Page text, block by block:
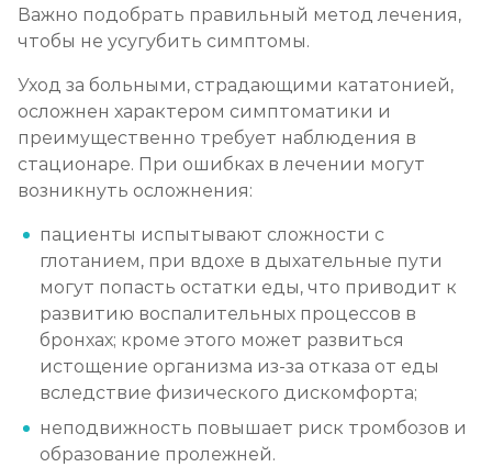
Важно подобрать правильный метод лечения,
чтобы не усугубить симптомы.
Уход за больными, страдающими кататонией,
осложнен характером симптоматики и
преимущественно требует наблюдения в
стационаре. При ошибках в лечении могут
возникнуть осложнения:
пациенты испытывают сложности с
глотанием, при вдохе в дыхательные пути
могут попасть остатки еды, что приводит к
развитию воспалительных процессов в
бронхах; кроме этого может развиться
истощение организма из-за отказа от еды
вследствие физического дискомфорта;
неподвижность повышает риск тромбозов и
образование пролежней.